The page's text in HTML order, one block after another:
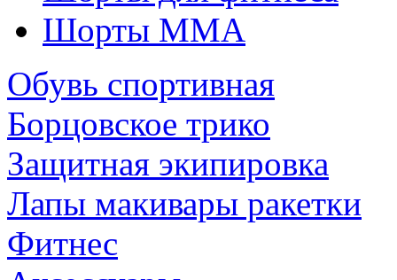
Шорты ММА
Обувь спортивная
Борцовское трико
Защитная экипировка
Лапы макивары ракетки
Фитнес